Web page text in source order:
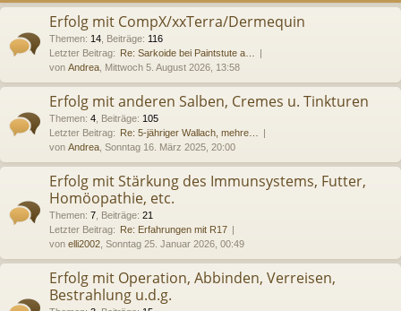
Erfolg mit CompX/xxTerra/Dermequin
Themen: 14 Beiträge: 116
Letzter Beitrag: Re: Sarkoide bei Paintstute a…
von Andrea , Mittwoch 5. August 2026, 13:58
Erfolg mit anderen Salben, Cremes u. Tinkturen
Themen: 4 Beiträge: 105
Letzter Beitrag: Re: 5-jähriger Wallach, mehre…
von Andrea , Sonntag 16. März 2025, 20:00
Erfolg mit Stärkung des Immunsystems, Futter,
Homöopathie, etc.
Themen: 7 Beiträge: 21
Letzter Beitrag: Re: Erfahrungen mit R17
von elli2002 , Sonntag 25. Januar 2026, 00:49
Erfolg mit Operation, Abbinden, Verreisen,
Bestrahlung u.d.g.